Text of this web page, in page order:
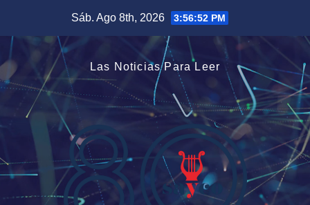
contenido
Sáb. Ago 8th, 2026 3:56:53 PM
Las Noticias Para Leer